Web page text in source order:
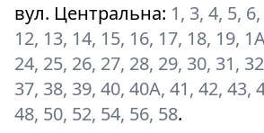
вул. Центральна: 1, 3, 4, 5,
12, 13, 14, 15, 16, 17, 18, 19,
24, 25, 26, 27, 28, 29, 30, 31,
37, 38, 39, 40, 40А, 41, 42, 43,
48, 50, 52, 54, 56, 58.